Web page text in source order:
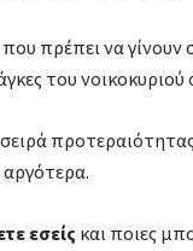
που πρέπει να γίνουν
του νοικοκυριού
αργότερα.
εσείς και ποιες